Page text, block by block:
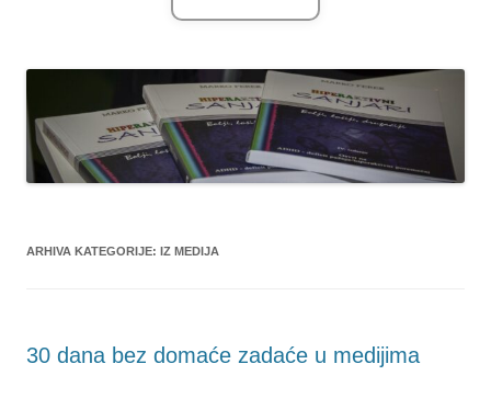
ARHIVA KATEGORIJE: IZ MEDIJA
30 dana bez domaće zadaće u medijima